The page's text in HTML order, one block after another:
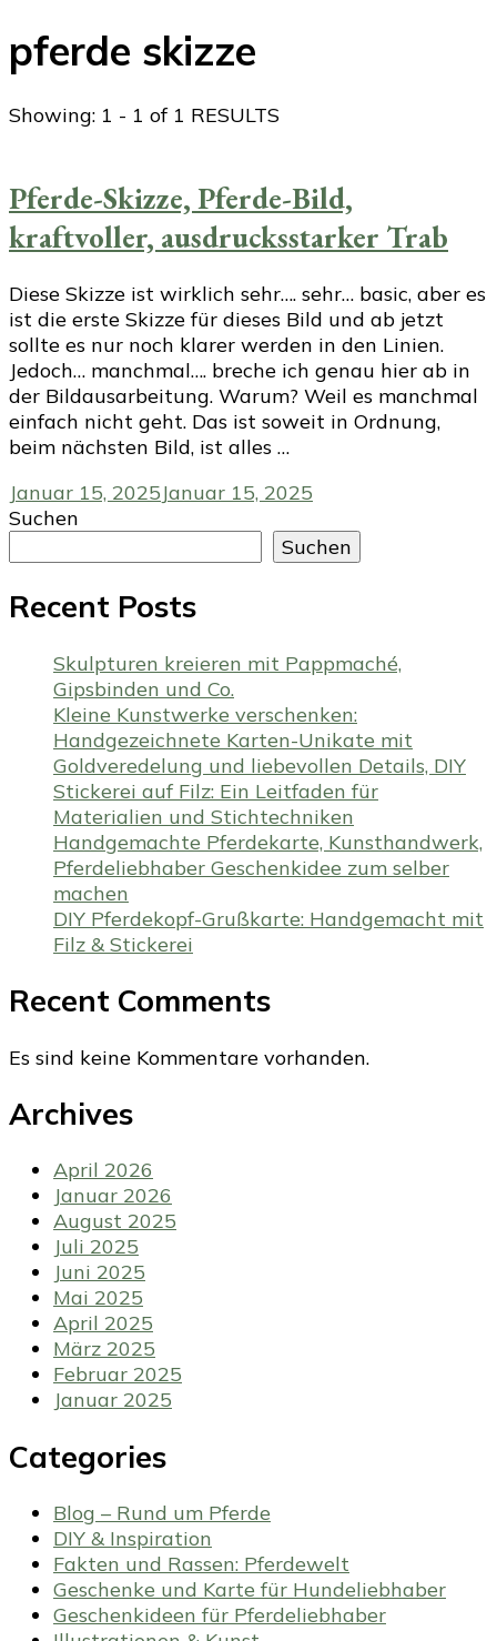
pferde skizze
Showing: 1 - 1 of 1 RESULTS
Pferde-Skizze, Pferde-Bild,
kraftvoller, ausdrucksstarker Trab
Diese Skizze ist wirklich sehr…. sehr… basic, aber es
ist die erste Skizze für dieses Bild und ab jetzt
sollte es nur noch klarer werden in den Linien.
Jedoch… manchmal…. breche ich genau hier ab in
der Bildausarbeitung. Warum? Weil es manchmal
einfach nicht geht. Das ist soweit in Ordnung,
beim nächsten Bild, ist alles …
Januar 15, 2025Januar 15, 2025
Suchen
Suchen
Recent Posts
Skulpturen kreieren mit Pappmaché,
Gipsbinden und Co.
Kleine Kunstwerke verschenken:
Handgezeichnete Karten-Unikate mit
Goldveredelung und liebevollen Details, DIY
Stickerei auf Filz: Ein Leitfaden für
Materialien und Stichtechniken
Handgemachte Pferdekarte, Kunsthandwerk,
Pferdeliebhaber Geschenkidee zum selber
machen
DIY Pferdekopf-Grußkarte: Handgemacht mit
Filz & Stickerei
Recent Comments
Es sind keine Kommentare vorhanden.
Archives
April 2026
Januar 2026
August 2025
Juli 2025
Juni 2025
Mai 2025
April 2025
März 2025
Februar 2025
Januar 2025
Categories
Blog – Rund um Pferde
DIY & Inspiration
Fakten und Rassen: Pferdewelt
Geschenke und Karte für Hundeliebhaber
Geschenkideen für Pferdeliebhaber